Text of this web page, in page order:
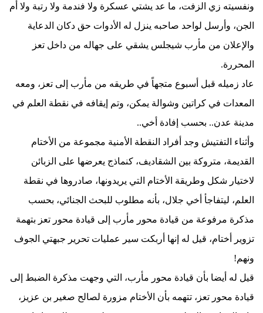
ونفسيته زي الزفت، ما عد يشتي عسكرة ولا فندمة ولا رتبة ولا أم
الجن، وأرسل لواحد صاحبه ينزل له الأدوات حق دكان الدعاية
والإعلان من مأرب شيجلس يشقي على جهاله من داخل تعز
المحررة.
عاد زميله قبل أسبوع متجهاً في طريقه من مأرب إلى تعز، ومعه
المعدات في كراتين وشوالة يمكن، وتم إيقافه في نقطة العلم في
مدينة عدن.. بحسب إفادة أخي..
وأثناء التفتيش وجد أفراد النقطة الأمنية مجموعة من الأختام
القديمة، متروكة بين الشقاديف، كنماذج يعرضها على الزبائن
لاختيار شكل وطريقة الأختام التي يريدونها، صادروها في نقطة
العلم، ليتفاجأ أخي جلال، بأنه مطلوب للبحث الجنائي، بحسب
مذكرة مرفوعة من قيادة محور مأرب إلى قيادة محور تعز بتهمة
تزوير أختام، قيل له إنها أربكت سير عمليات تحرير جبهتي الجوف
ونهم!
قيل له أيضا بأن قيادة محور مأرب، التي وجهت مذكرة الضبط إلى
قيادة محور تعز، تتهمه بأن الأختام مزورة لصالح صغير بن عزيز،